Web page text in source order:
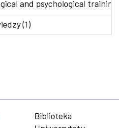
and psychological
(1)
Biblioteka